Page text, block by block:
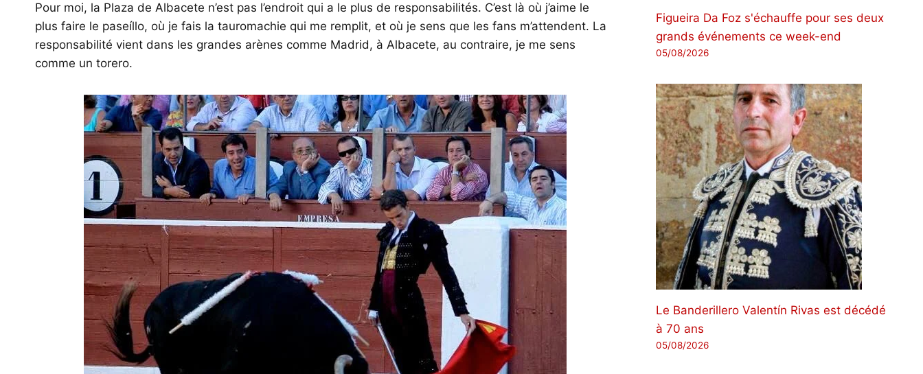
Pour moi, la Plaza de Albacete n’est pas l’endroit qui a le plus de responsabilités. C’est là où j’aime le
plus faire le paseíllo, où je fais la tauromachie qui me remplit, et où je sens que les fans m’attendent. La
responsabilité vient dans les grandes arènes comme Madrid, à Albacete, au contraire, je me sens
comme un torero.
Figueira Da Foz s'échauffe pour ses deux
grands événements ce week-end
05/08/2026
Le Banderillero Valentín Rivas est décédé
à 70 ans
05/08/2026